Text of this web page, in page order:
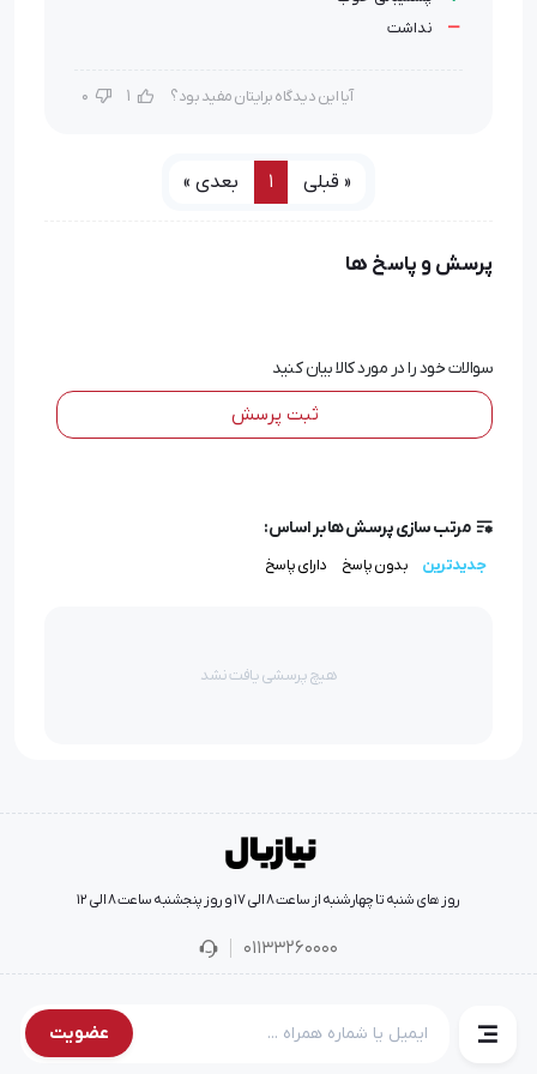
کاهش زیبایی و ظاهر خودرو می‌گردد، زیرا ظاهری کهنه و
مشکلات جلوگیری کرد. طلق جدید، همچون چراغ جدید، نور
قیمت طلق چراغ جلو
ساخت طلق است. برند های معتبر توسط مجموعه نیازبال
تایید شده و می توانید از این برند ها خریداری کنید. این
محصول در سایت نیازبالاز تضمین کیفیت برخوردار بوده و با
تحویل در محل) و حضوری به فروش می رسد.
قیمت کارخانه بوده که بدون هیچ واسطه ای به صورت عمده
کارشناسان فروش فروشگاه نیازبال در ارتباط باشید .
نداشت
آیا این دیدگاه برایتان مفید بود؟ 1
0
« قبلی 1 بعدی »
پرسش و پاسخ ها
سوالات خود را در مورد کالا بیان کنید
ثبت پرسش
مرتب سازی پرسش ها بر اساس:
جدیدترین بدون پاسخ دارای پاسخ
هیچ پرسشی یافت نشد
روز های شنبه تا چهارشنبه از ساعت 8 الی 17 و روز پنجشنبه ساعت 8 الی 12
01133260000
عضویت